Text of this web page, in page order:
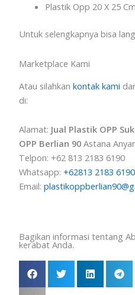
Plastik Opp 20 X 25 Cm
Untuk selengkapnya bisa
Marketplace Kami
Atau silahkankontak kami
di:
Alamat: Jual Plastik OPP
OPP Berlian 90 Astana
Telpon: +62 813 2183 6190
Whatsapp:+62813 2183 6190
Email:
Bagikan informasi tentang
kerabat Anda.